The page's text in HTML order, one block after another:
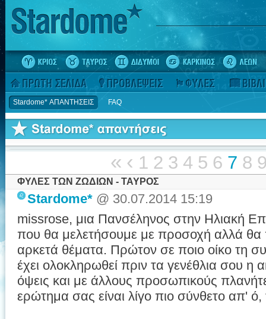
Stardome* ΑΠΑΝΤΗΣΕΙΣ FAQ
« ‹ 1 2 3 4 5 6 7 8
ΦΥΛΕΣ ΤΩΝ ΖΩΔΙΩΝ - ΤΑΥΡΟΣ
Stardome* @ 30.07.2014 15:19
missrose, μια Πανσέληνος στην Ηλιακή
που θα μελετήσουμε με προσοχή αλλά θα
αρκετά θέματα. Πρώτον σε ποιο οίκο τη
έχει ολοκληρωθεί πριν τα γενέθλια σου η
όψεις και με άλλους προσωπικούς
ερώτημα σας είναι λίγο πιο σύνθετο απ'